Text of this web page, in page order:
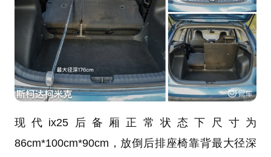
现代ix25后备厢正常状态下尺寸为
86cm*100cm*90cm，放倒后排座椅靠背最大径深